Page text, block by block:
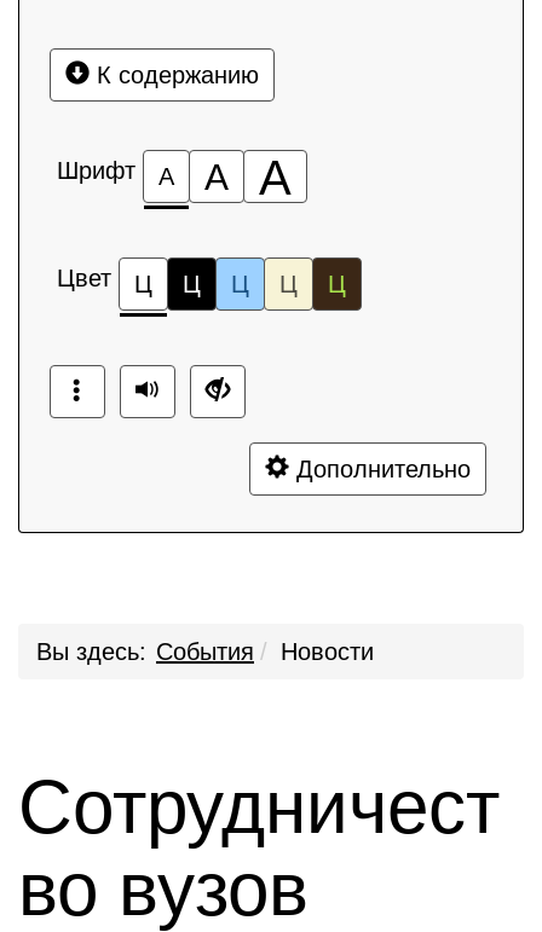
К содержанию
Шрифт А А А
Цвет Ц Ц Ц Ц Ц
Дополнительно
Вы здесь: События Новости
Сотрудничест
во вузов